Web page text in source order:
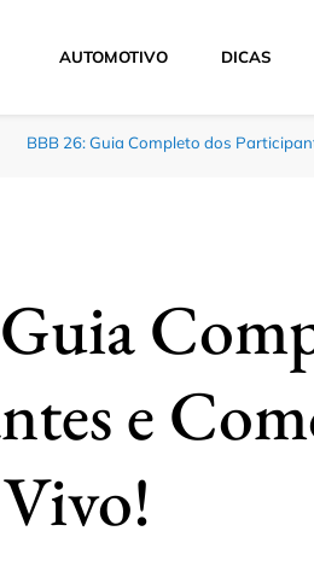
AUTOMOTIVO DICAS
BBB 26: Guia Completo dos
e